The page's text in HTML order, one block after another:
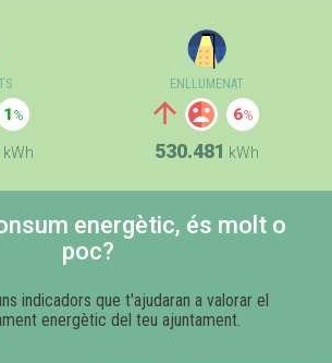
1
kWh
ENLLUMENAT
6
530.481 kWh
energètic, és molt o
poc?
indicadors que t'ajudaran a valorar el
energètic del teu ajuntament.